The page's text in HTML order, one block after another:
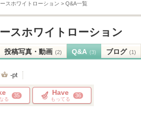
スホワイトローション > Q&A一覧
スホワイトローション
投稿写真・動画 (2) Q&A (3) ブログ (1)
-pt
る
35 Have
もってる
36